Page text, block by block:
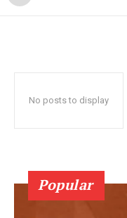
No posts to display
Popular